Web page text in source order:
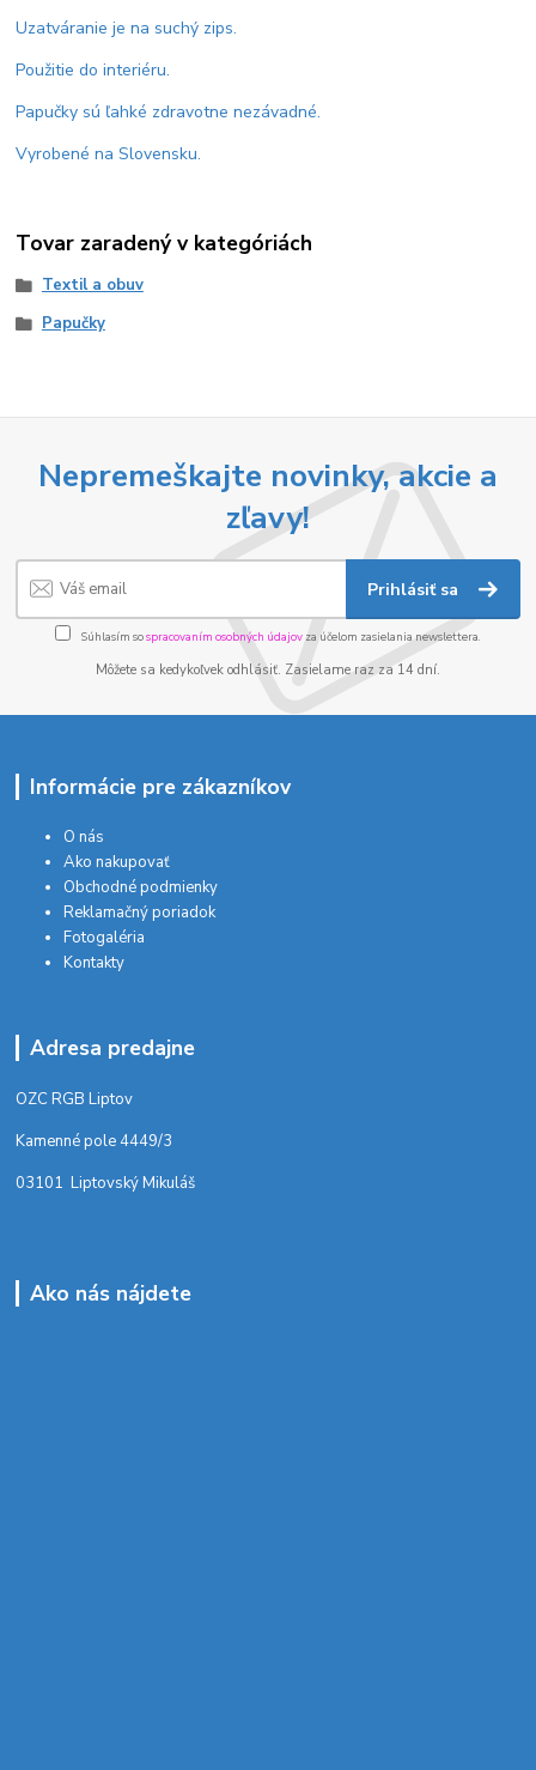
Uzatváranie je na suchý zips.
Použitie do interiéru.
Papučky sú ľahké zdravotne nezávadné.
Vyrobené na Slovensku.
Tovar zaradený v kategóriách
Textil a obuv
Papučky
Nepremeškajte novinky, akcie a
zľavy!
Prihlásiť sa
Súhlasím sospracovaním osobných údajov za účelom zasielania newslettera.
Môžete sa kedykoľvek odhlásiť. Zasielame raz za 14 dní.
Informácie pre zákazníkov
O nás
Ako nakupovať
Obchodné podmienky
Reklamačný poriadok
Fotogaléria
Kontakty
Adresa predajne
OZC RGB Liptov
Kamenné pole 4449/3
03101 Liptovský Mikuláš
Ako nás nájdete